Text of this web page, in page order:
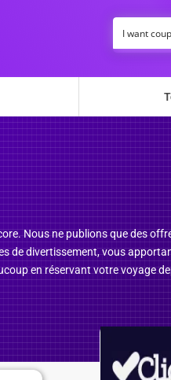
Nous ne publions que des
de divertissement, vous
en réservant votre voyage